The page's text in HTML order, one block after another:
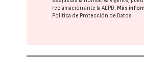
reclamación ante laAEPD.Más
Política de Protección de Datos